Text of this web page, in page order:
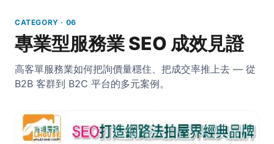
CATEGORY · 06
專業型服務業 SEO 成效見證
高客單服務業如何把詢價量穩住、把成交率推上去 — 從
B2B 客群到 B2C 平台的多元案例。